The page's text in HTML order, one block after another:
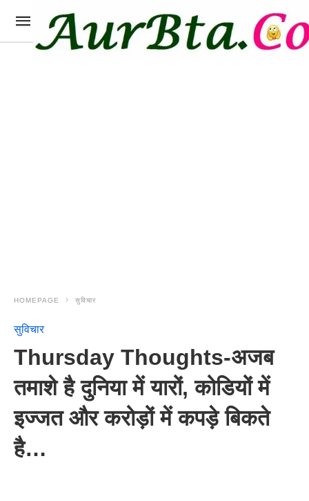
HOMEPAGE सुविचार
सुविचार
Thursday Thoughts-अजब
तमाशे है दुनिया में यारों, कोडियों में
इज्जत और करोड़ों में कपड़े बिकते
है…